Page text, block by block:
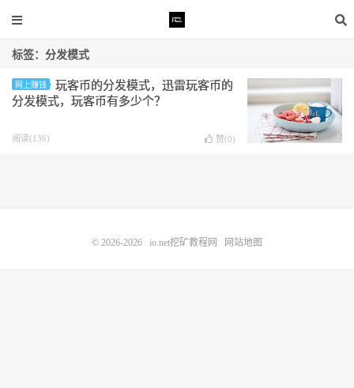
标签：分发模式
网上赚钱
玩客币的分发模式，迅雷玩客币的
分发模式，玩客币有多少个？
阅读(136) 赞(0)
© 2026-2026 io.net挖矿教程网 网站地图